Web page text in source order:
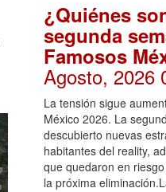
¿Quiénes
segunda
Famosos
Agosto, 2026
La tensión sigue
México 2026. La
descubierto nuevas
habitantes del reality,
que quedaron en
la próxima